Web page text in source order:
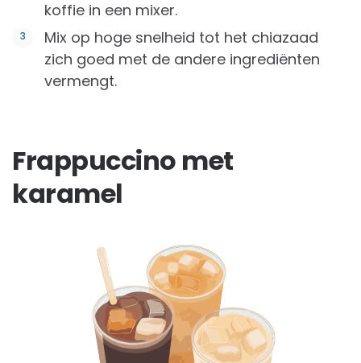
koffie in een mixer.
Mix op hoge snelheid tot het chiazaad
zich goed met de andere ingrediënten
vermengt.
Frappuccino met
karamel